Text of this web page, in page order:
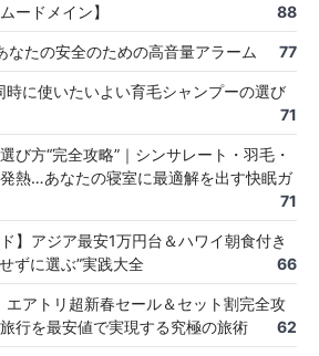
ードメイン】
88
なたの安全のための高音量アラーム 77
時に使いたいよい育毛シャンプーの選び
71
び方“完全攻略”｜シンサレート・羽毛・
熱…あなたの寝室に最適解を出す快眠ガ
71
】アジア最安1万円台＆ハワイ朝食付き
ずに選ぶ”実践大全
66
エアトリ超新春セール＆セット割完全攻
行を最安値で実現する究極の旅術
62